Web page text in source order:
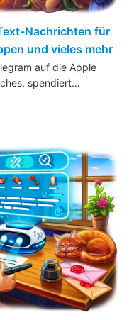
Nachrichten für
und vieles mehr
auf die Apple
spendiert…